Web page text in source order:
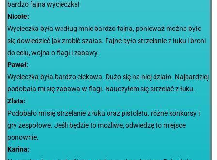
bardzo fajna wycieczka!
Nicole:
Wycieczka była według mnie bardzo fajna, ponieważ można było
się dowiedzieć jak zrobić szałas. Fajne było strzelanie z łuku i broni
do celu, wojna o flagi i zabawy.
Paweł:
Wycieczka była bardzo ciekawa. Dużo się na niej działo. Najbardziej
podobała mi się zabawa w flagi. Nauczyłem się strzelać z łuku.
Zlata:
Podobało mi się strzelanie z łuku oraz pistoletu, różne konkursy i
gry zespołowe. Jeśli będzie to możliwe, odwiedzę to miejsce
ponownie.
Karina: